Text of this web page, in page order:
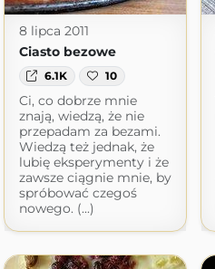
8 lipca 2011
Ciasto bezowe
6.1K 10
Ci, co dobrze mnie
znają, wiedzą, że nie
przepadam za bezami.
Wiedzą też jednak, że
lubię eksperymenty i że
zawsze ciągnie mnie, by
spróbować czegoś
nowego. (...)